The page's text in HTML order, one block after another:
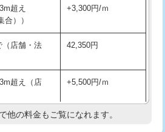
） 66,000円
㎝まで） 27,500円
10㎝超え）
まで）
超え） 38,500円
） 16,500円
)
め) 3,300円
設置) 5,500円
超え
合））
+3,300円/ｍ
（店舗・法
42,350円
超え（店
+5,500円/ｍ
現地調査
他の料金もご覧になれます。